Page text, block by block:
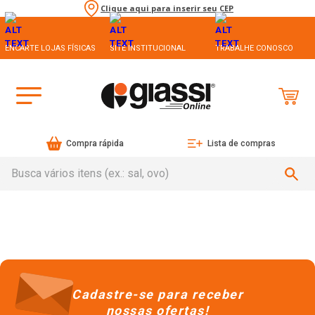
Clique aqui para inserir seu CEP
ENCARTE LOJAS FÍSICAS SITE INSTITUCIONAL TRABALHE CONOSCO
Compra rápida Lista de compras
Cadastre-se para receber
nossas ofertas!